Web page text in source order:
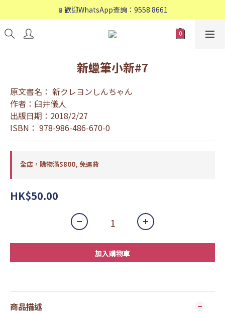
📱歡迎WhatsApp查詢：9558 8661
📱歡迎WhatsApp查詢：9558 8661
❤️會員專享：🛍購物滿💰HK$800，🚚免運費❤️
新蠟筆小新#7
原文書名： 新クレヨンしんちゃん
作者：臼井儀人
出版日期：2018/2/27
ISBN： 978-986-486-670-0
全店，購物滿$800, 免運費
HK$50.00
加入購物車
商品描述